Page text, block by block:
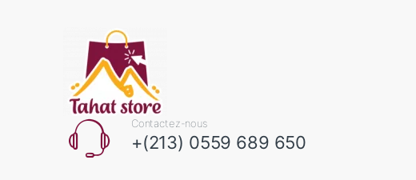
Contactez-nous
+(213) 0559 689 650